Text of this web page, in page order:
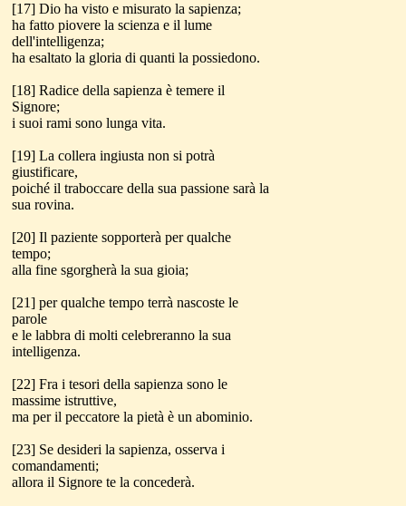
[17] Dio ha visto e misurato la sapienza;
ha fatto piovere la scienza e il lume
dell'intelligenza;
ha esaltato la gloria di quanti la possiedono.
[18] Radice della sapienza è temere il
Signore;
i suoi rami sono lunga vita.
[19] La collera ingiusta non si potrà
giustificare,
poiché il traboccare della sua passione sarà la
sua rovina.
[20] Il paziente sopporterà per qualche
tempo;
alla fine sgorgherà la sua gioia;
[21] per qualche tempo terrà nascoste le
parole
e le labbra di molti celebreranno la sua
intelligenza.
[22] Fra i tesori della sapienza sono le
massime istruttive,
ma per il peccatore la pietà è un abominio.
[23] Se desideri la sapienza, osserva i
comandamenti;
allora il Signore te la concederà.